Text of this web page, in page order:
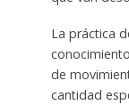
La práctica
de
cantidad